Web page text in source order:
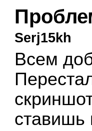
Serj15kh
Всем
ставишь